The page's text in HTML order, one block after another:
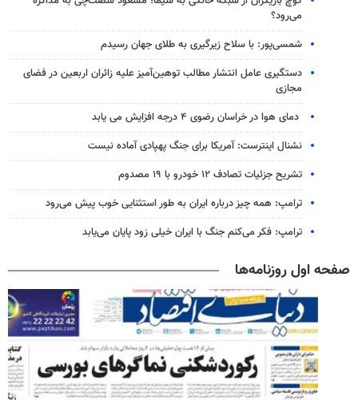
می‌رود؟
شمسی‌پور: با سلاح زیرگیری به طلای جهان رسیدم
دستگیری عامل انتشار مطالب توهین‌آمیز علیه زائران اربعین در فضای
مجازی
دمای هوا در خراسان رضوی ۴ درجه افزایش می یابد
نشنال اینترست: آمریکا برای جنگ پهپادی آماده نیست
تشریح جزئیات تصادف ۱۲ خودرو با ۱۹ مصدوم
ترامپ: همه چیز درباره ایران به طور استثنایی خوب پیش می‌رود
ترامپ: فکر می‌کنم جنگ با ایران خیلی زود پایان می‌یابد
صفحه اول روزنامه‌ها